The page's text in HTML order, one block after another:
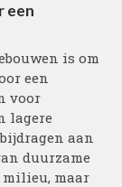
een
is om
een
voor
lagere
aan
duurzame
maar